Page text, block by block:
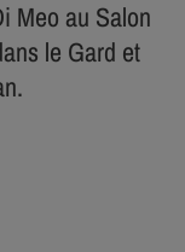
Meo au Salon
le Gard et